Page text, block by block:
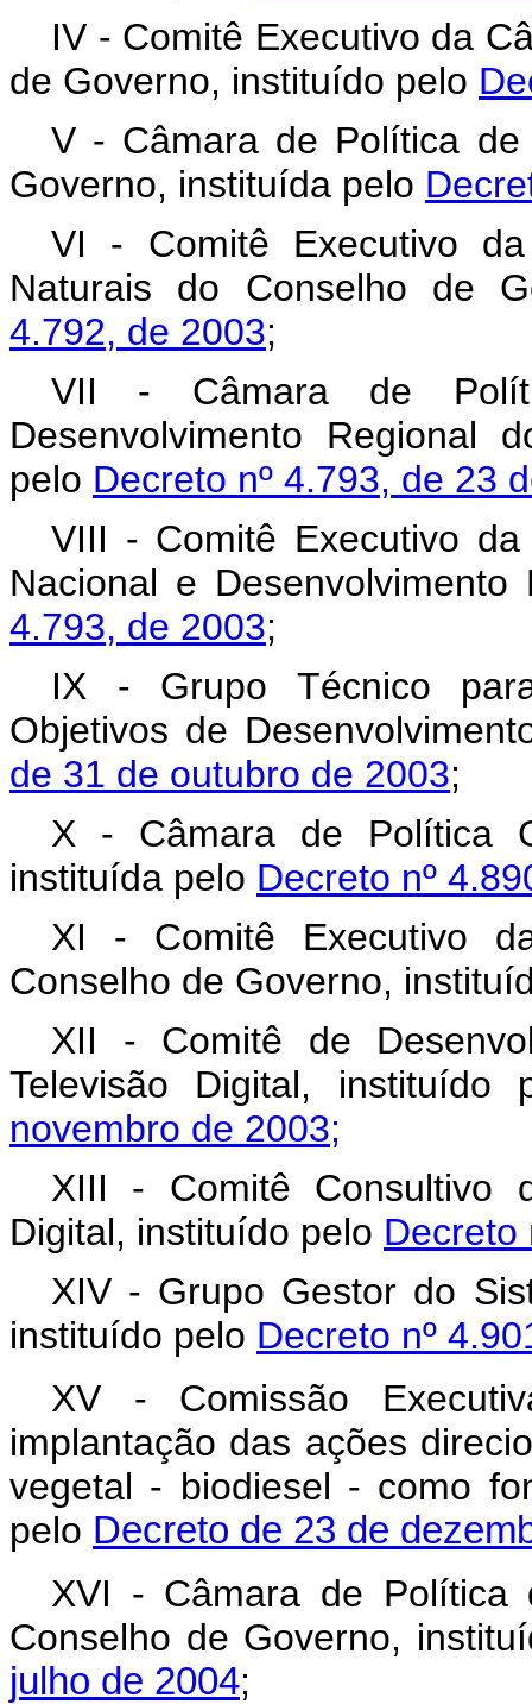
IV - Comitê Executivo da
de Governo, instituído pelo
V - Câmara de Política
Governo, instituída pelo
VI - Comitê Executivo
Naturais do Conselho de
4.792, de 2003;
VII - Câmara de
Desenvolvimento Regional
pelo Decreto nº 4.793, de 23
VIII - Comitê Executivo
Nacional e
4.793, de 2003;
IX - Grupo Técnico
Objetivos de
de 31 de outubro de 2003;
X - Câmara de Política
instituída pelo Decreto nº
XI - Comitê Executivo
Conselho de Governo,
XII - Comitê de
Televisão Digital,
novembro de 2003;
XIII - Comitê Consultivo
Digital, instituído pelo Decreto
XIV - Grupo Gestor do
instituído pelo Decreto nº
XV - Comissão
implantação das ações
vegetal - biodiesel - como
pelo Decreto de 23 de
XVI - Câmara de Política
Conselho de Governo,
julho de 2004;